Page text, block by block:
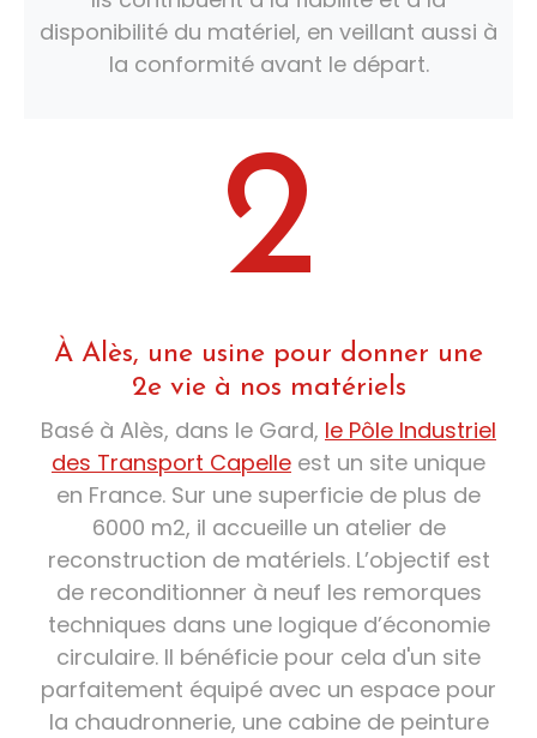
disponibilité du matériel, en veillant aussi à
la conformité avant le départ.
2
À Alès, une usine pour donner une
2e vie à nos matériels
Basé à Alès, dans le Gard, le Pôle Industriel
des Transport Capelle est un site unique
en France. Sur une superficie de plus de
6000 m2, il accueille un atelier de
reconstruction de matériels. L’objectif est
de reconditionner à neuf les remorques
techniques dans une logique d’économie
circulaire. Il bénéficie pour cela d'un site
parfaitement équipé avec un espace pour
la chaudronnerie, une cabine de peinture